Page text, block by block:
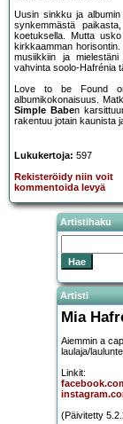
Uusin sinkku ja
synkemmästä
koetuksella. Mutta
kirkkaamman
musiikkiin ja
vahvinta soolo-Hafrénia
Love to be Found
albumikokonaisuus.
Simple Baben
rakentuu jotain kaunista
Lukukertoja: 597
Rekisteröidy niin voit
kommentoida levyä
Artistihaku
Artisti
Mia
Aiemmin a
laulaja/
Linkit:
(Päivitetty